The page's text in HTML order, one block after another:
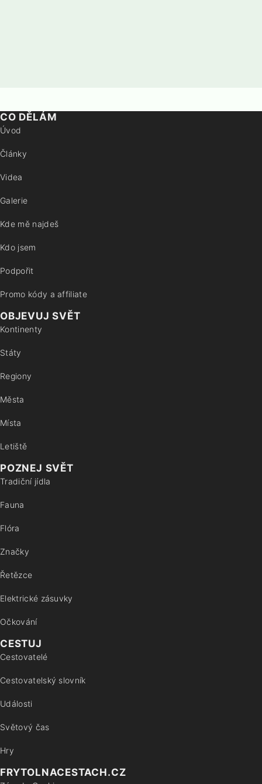
CO DĚLÁM
Úvod
Články
Videa
Galerie
Kde mě najdeš
Kdo jsem
Podpořit
Promo kódy a affiliate
OBJEVUJ SVĚT
Kontinenty
Státy
Regiony
Města
Místa
Letiště
POZNEJ SVĚT
Tradiční jídla
Fauna
Flóra
Značky
Řetězce
Elektrické zásuvky
Očkování
CESTUJ
Cestovatelé
Cestovatelský slovník
Události
Světový čas
Hry
FRYTOLNACESTACH.CZ